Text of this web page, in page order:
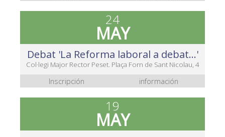
24
MAY
Debat 'La Reforma laboral a debat...'
Col·legi Major Rector Peset. Plaça Forn de Sant Nicolau, 4
Inscripción información
19
MAY